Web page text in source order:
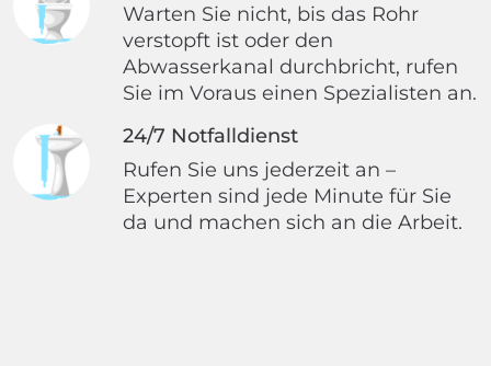
Warten Sie nicht, bis das Rohr
verstopft ist oder den
Abwasserkanal durchbricht, rufen
Sie im Voraus einen Spezialisten an.
24/7 Notfalldienst
Rufen Sie uns jederzeit an –
Experten sind jede Minute für Sie
da und machen sich an die Arbeit.